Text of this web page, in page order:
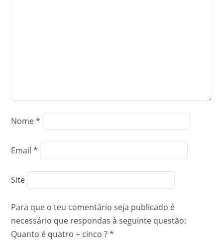
Nome*
Email*
Site
Para que o teu comentário seja publicado é
necessário que respondas à seguinte questão:
Quanto é quatro + cinco ? *